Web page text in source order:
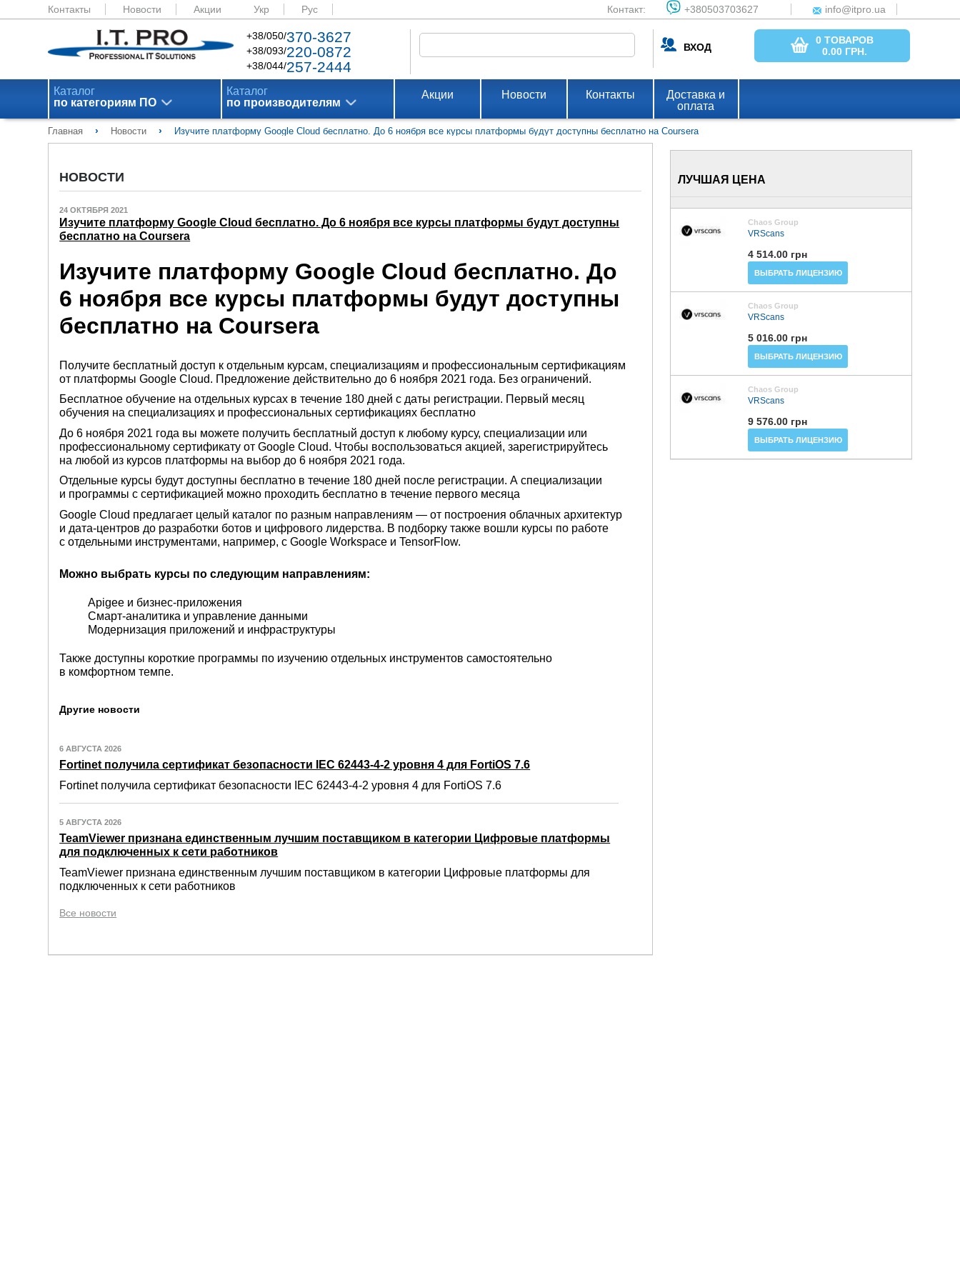
Контакты Новости Акции Укр Рус Контакт: +380503703627 info@itpro.ua
+38/050/370-3627
+38/093/220-0872
+38/044/257-2444
ВХОД
0 ТОВАРОВ
0.00 ГРН.
Каталог
по категориям ПО
Каталог
по производителям
Акции Новости Контакты
Доставка и
оплата
Главная › Новости › Изучите платформу Google Cloud бесплатно. До 6 ноября все курсы платформы будут доступны бесплатно на Coursera
НОВОСТИ
24 ОКТЯБРЯ 2021
Изучите платформу Google Cloud бесплатно. До 6 ноября все курсы платформы будут доступны
бесплатно на Coursera
Изучите платформу Google Cloud бесплатно. До
6 ноября все курсы платформы будут доступны
бесплатно на Coursera
Получите бесплатный доступ к отдельным курсам, специализациям и профессиональным сертификациям
от платформы Google Cloud. Предложение действительно до 6 ноября 2021 года. Без ограничений.
Бесплатное обучение на отдельных курсах в течение 180 дней с даты регистрации. Первый месяц
обучения на специализациях и профессиональных сертификациях бесплатно
До 6 ноября 2021 года вы можете получить бесплатный доступ к любому курсу, специализации или
профессиональному сертификату от Google Cloud. Чтобы воспользоваться акцией, зарегистрируйтесь
на любой из курсов платформы на выбор до 6 ноября 2021 года.
Отдельные курсы будут доступны бесплатно в течение 180 дней после регистрации. А специализации
и программы с сертификацией можно проходить бесплатно в течение первого месяца
Google Cloud предлагает целый каталог по разным направлениям — от построения облачных архитектур
и дата-центров до разработки ботов и цифрового лидерства. В подборку также вошли курсы по работе
с отдельными инструментами, например, с Google Workspace и TensorFlow.
Можно выбрать курсы по следующим направлениям:
Apigee и бизнес-приложения
Смарт-аналитика и управление данными
Модернизация приложений и инфраструктуры
Также доступны короткие программы по изучению отдельных инструментов самостоятельно
в комфортном темпе.
Другие новости
6 АВГУСТА 2026
Fortinet получила сертификат безопасности IEC 62443-4-2 уровня 4 для FortiOS 7.6
Fortinet получила сертификат безопасности IEC 62443-4-2 уровня 4 для FortiOS 7.6
5 АВГУСТА 2026
TeamViewer признана единственным лучшим поставщиком в категории Цифровые платформы
для подключенных к сети работников
TeamViewer признана единственным лучшим поставщиком в категории Цифровые платформы для
подключенных к сети работников
Все новости
ЛУЧШАЯ ЦЕНА
Chaos Group
VRScans
4 514.00 грн
ВЫБРАТЬ ЛИЦЕНЗИЮ
Chaos Group
VRScans
5 016.00 грн
ВЫБРАТЬ ЛИЦЕНЗИЮ
Chaos Group
VRScans
9 576.00 грн
ВЫБРАТЬ ЛИЦЕНЗИЮ